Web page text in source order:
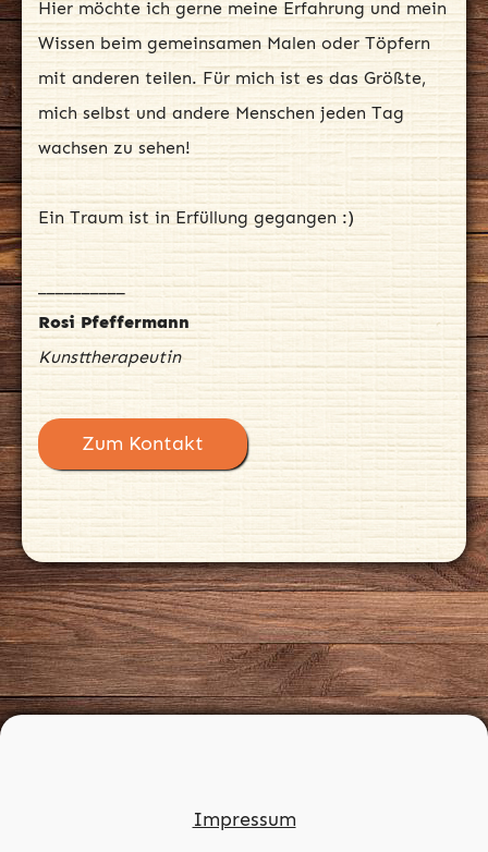
Hier möchte ich gerne meine Erfahrung und mein
Wissen beim gemeinsamen Malen oder Töpfern
mit anderen teilen. Für mich ist es das Größte,
mich selbst und andere Menschen jeden Tag
wachsen zu sehen!
Ein Traum ist in Erfüllung gegangen :)
__________
Rosi Pfeffermann
Kunsttherapeutin
Zum Kontakt
Impressum